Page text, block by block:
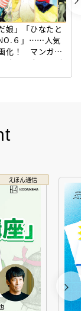
えほん通信
娘」「ひなたと
６」……人気
化！ マンガサ
オシリウス』誕